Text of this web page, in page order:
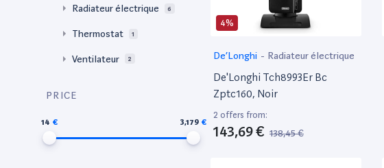
Radiateur électrique 6
Thermostat 1
Ventilateur 2
PRICE
14 3,179
4%
De’Longhi - Radiateur électrique
De'Longhi Tch8993Er Bc
Zptc160, Noir
2 offers from:
143,69 € 138,45 €